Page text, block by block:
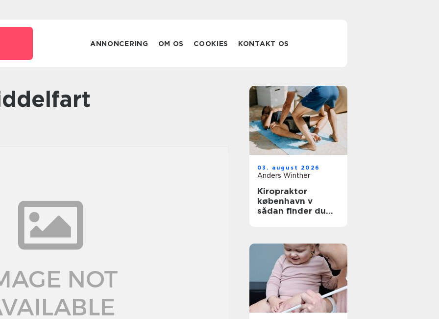
ANNONCERING OM OS COOKIES KONTAKT OS
03. august 2026
Anders Winther
Kiropraktor
københavn v
sådan finder du